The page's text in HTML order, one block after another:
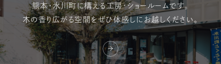
熊本・氷川町に構える工房・ショールームです。
木の香り広がる空間をぜひ体感しにお越しください。